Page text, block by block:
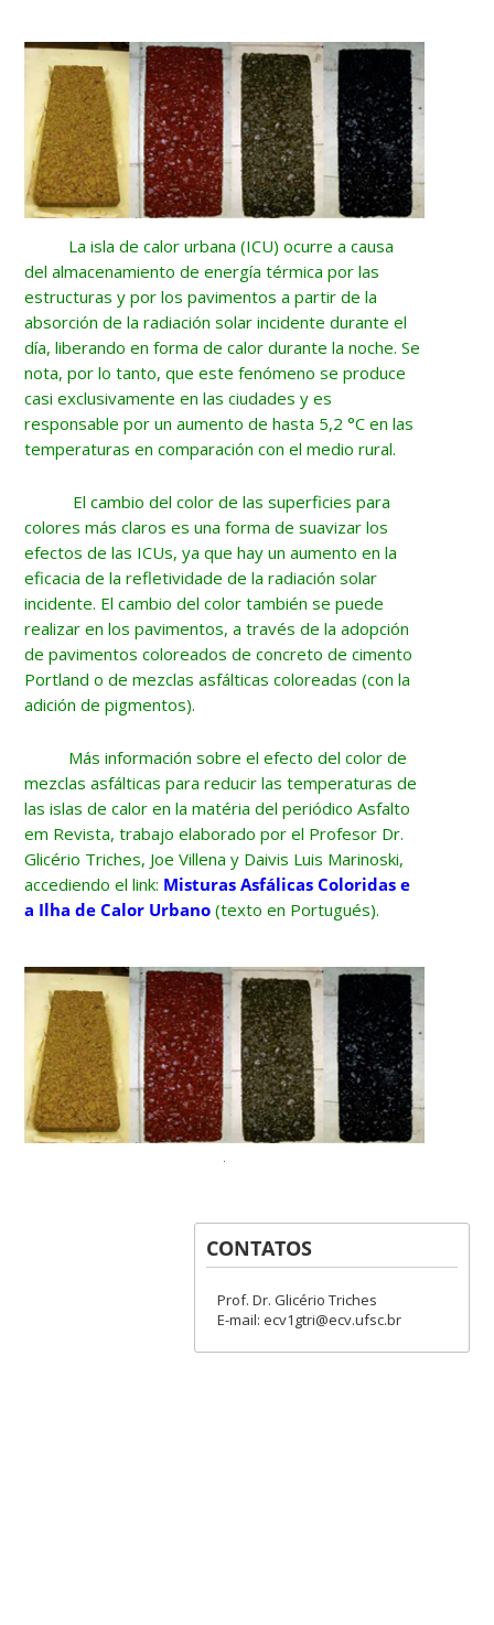
La isla de calor urbana (ICU) ocurre a causa
del almacenamiento de energía térmica por las
estructuras y por los pavimentos a partir de la
absorción de la radiación solar incidente durante el
día, liberando en forma de calor durante la noche. Se
nota, por lo tanto, que este fenómeno se produce
casi exclusivamente en las ciudades y es
responsable por un aumento de hasta 5,2 °C en las
temperaturas en comparación con el medio rural.
El cambio del color de las superficies para
colores más claros es una forma de suavizar los
efectos de las ICUs, ya que hay un aumento en la
eficacia de la refletividade de la radiación solar
incidente. El cambio del color también se puede
realizar en los pavimentos, a través de la adopción
de pavimentos coloreados de concreto de cimento
Portland o de mezclas asfálticas coloreadas (con la
adición de pigmentos).
Más información sobre el efecto del color de
mezclas asfálticas para reducir las temperaturas de
las islas de calor en la matéria del periódico Asfalto
em Revista, trabajo elaborado por el Profesor Dr.
Glicério Triches, Joe Villena y Daivis Luis Marinoski,
accediendo el link: Misturas Asfálicas Coloridas e
a Ilha de Calor Urbano (texto en Portugués).
CONTATOS
Prof. Dr. Glicério Triches
E-mail: ecv1gtri@ecv.ufsc.br